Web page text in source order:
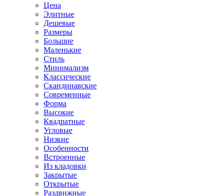
Цена
Элитные
Дешевые
Размеры
Большие
Маленькие
Стиль
Минимализм
Классические
Скандинавские
Современные
Форма
Высокие
Квадратные
Угловые
Низкие
Особенности
Встроенные
Из кладовки
Закрытые
Открытые
Раздвижные